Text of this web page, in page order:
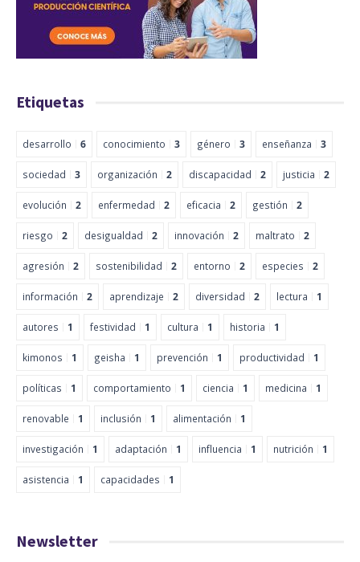
Etiquetas
desarrollo 6 conocimiento 3 género 3 enseñanza 3
sociedad 3 organización 2 discapacidad 2 justicia 2
evolución 2 enfermedad 2 eficacia 2 gestión 2
riesgo 2 desigualdad 2 innovación 2 maltrato 2
agresión 2 sostenibilidad 2 entorno 2 especies 2
información 2 aprendizaje 2 diversidad 2 lectura 1
autores 1 festividad 1 cultura 1 historia 1
kimonos 1 geisha 1 prevención 1 productividad 1
políticas 1 comportamiento 1 ciencia 1 medicina 1
renovable 1 inclusión 1 alimentación 1
investigación 1 adaptación 1 influencia 1 nutrición 1
asistencia 1 capacidades 1
Newsletter